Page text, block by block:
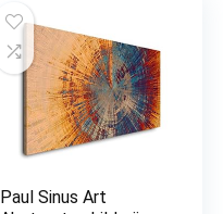
Painting Schilderij –
Olieverf – Abstract –
Skyline
Paul Sinus Art